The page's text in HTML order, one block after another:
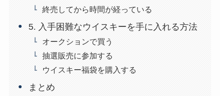
終売してから時間が経っている
5. 入手困難なウイスキーを手に入れる方法
オークションで買う
抽選販売に参加する
ウイスキー福袋を購入する
まとめ